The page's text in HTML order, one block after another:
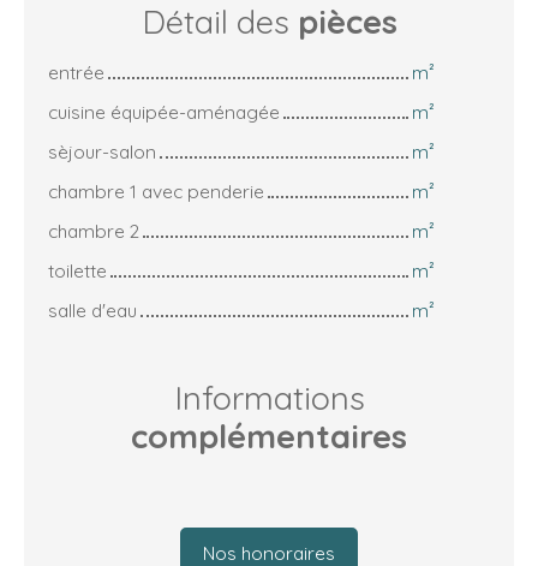
Détail des pièces
entrée
m²
cuisine équipée-aménagée
m²
sèjour-salon
m²
chambre 1 avec penderie
m²
chambre 2
m²
toilette
m²
salle d'eau
m²
Informations
complémentaires
Nos honoraires